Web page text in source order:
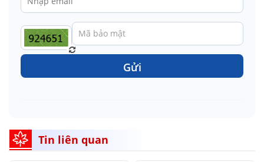
Gửi
Tin liên quan